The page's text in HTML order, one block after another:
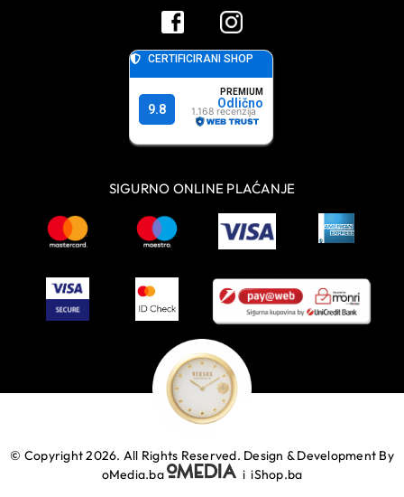
SIGURNO ONLINE PLAĆANJE
© Copyright 2026. All Rights Reserved. Design & Development By
oMedia.ba
iiShop.ba